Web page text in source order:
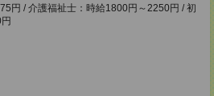
円 / 介護福祉士：時給1800円～2250円 / 初